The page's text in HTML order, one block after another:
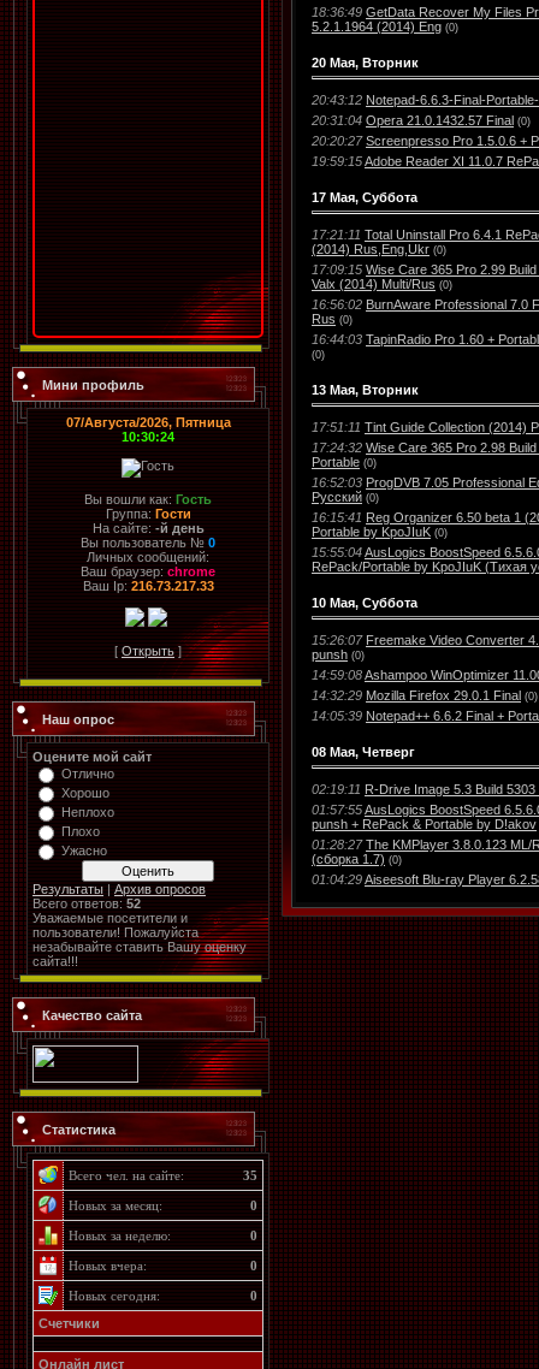
Мини профиль
07/Августа/2026, Пятница
10:30:24
Вы вошли как: Гость
Группа: Гости
На сайте: -й день
Вы пользователь № 0
Личных сообщений:
Ваш браузер: chrome
Ваш Ip:216.73.217.33
[ Открыть]
Наш опрос
Оцените мой сайт
Отлично
Хорошо
Неплохо
Плохо
Ужасно
Результаты
Архив опросов
Всего ответов: 52
Уважаемые посетители и
пользователи! Пожалуйста
незабывайте ставить Вашу оценку
сайта!!!
Качество сайта
Статистика
Всего чел. на сайте: 35
Новых за месяц: 0
Новых за неделю: 0
Новых вчера: 0
Новых сегодня:
0
Счетчики
Онлайн лист
18:36:49 GetData Recover My Files
5.2.1.1964 (2014) Eng (0)
20 Мая, Вторник
20:43:12 Notepad-6.6.3-Final-
20:31:04 Opera 21.0.1432.57 Final (0)
20:20:27 Screenpresso Pro 1.5.0.6 +
19:59:15Adobe Reader XI 11.0.7
17 Мая, Суббота
17:21:11 Total Uninstall Pro 6.4.1
(2014) Rus,Eng,Ukr (0)
17:09:15 Wise Care 365 Pro 2.99
Valx (2014) Multi/Rus (0)
16:56:02 BurnAware Professional 7.0
Rus (0)
16:44:03 TapinRadio Pro 1.60 +
(0)
13 Мая, Вторник
17:51:11 Tint Guide Collection (2014)
17:24:32 Wise Care 365 Pro 2.98
Portable (0)
16:52:03 ProgDVB 7.05 Professional
Русский (0)
16:15:41 Reg Organizer 6.50 beta 1
Portable by KpoJIuK (0)
15:55:04AusLogics BoostSpeed
RePack/Portable by KpoJIuK (Тихая
10 Мая, Суббота
15:26:07 Freemake Video Converter
punsh (0)
14:59:08Ashampoo WinOptimizer
14:32:29 Mozilla Firefox 29.0.1 Final (0)
14:05:39 Notepad++ 6.6.2 Final +
08 Мая, Четверг
02:19:11 R-Drive Image 5.3 Build 5303
01:57:55AusLogics BoostSpeed
punsh + RePack & Portable by D!akov
01:28:27 The KMPlayer 3.8.0.123 ML/
(сборка 1.7) (0)
01:04:29Aiseesoft Blu-ray Player